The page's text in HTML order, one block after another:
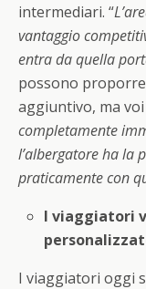
intermediari. “
vantaggio
entra da quella
possono
aggiuntivo, ma voi
completamente
l’albergatore ha la
praticamente con
I viaggiatori
I viaggiatori oggi